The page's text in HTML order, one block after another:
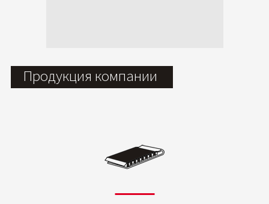
Продукция компании